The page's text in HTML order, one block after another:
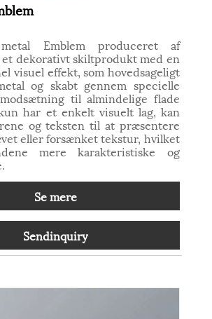
Emblem produceret af
dekorativt skiltprodukt med en
visuel effekt, som hovedsageligt
og skabt gennem specielle
til almindelige flade
har et enkelt visuelt lag, kan
og teksten til at præsentere
eller forsænket tekstur, hvilket
mere karakteristiske og
Se mere
Sendinquiry